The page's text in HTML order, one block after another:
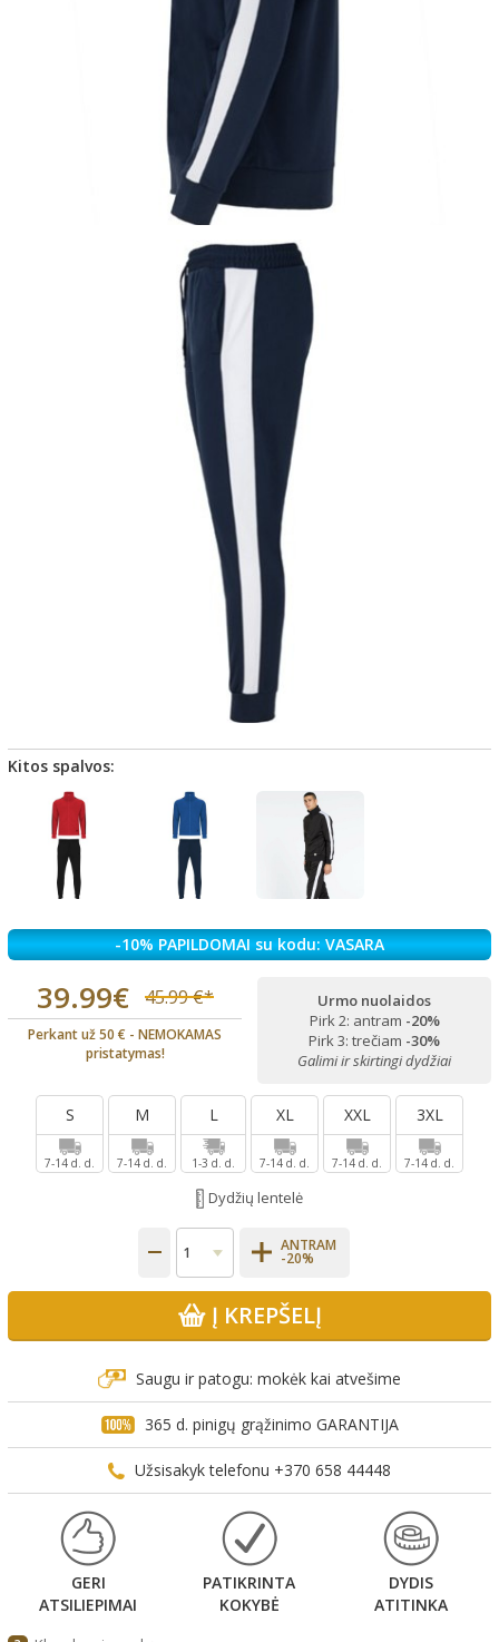
Kitos spalvos:
-10% PAPILDOMAI su kodu: VASARA
39.99€ 45.99 €*
Perkant už 50 € - NEMOKAMAS
pristatymas!
Urmo nuolaidos
Pirk 2: antram -20%
Pirk 3: trečiam -30%
Galimi ir skirtingi dydžiai
S
7-14 d. d.
M
7-14 d. d.
L
1-3 d. d.
XL
7-14 d. d.
XXL
7-14 d. d.
3XL
7-14 d. d.
Dydžių lentelė
ANTRAM
-20%
Į KREPŠELĮ
Saugu ir patogu: mokėk kai atvešime
365 d. pinigų grąžinimo GARANTIJA
Užsisakyk telefonu +370 658 44448
GERI
ATSILIEPIMAI
PATIKRINTA
KOKYBĖ
DYDIS
ATITINKA